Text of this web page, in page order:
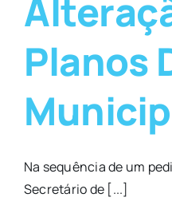
Planos
Na sequência de um
Secretário de [...]